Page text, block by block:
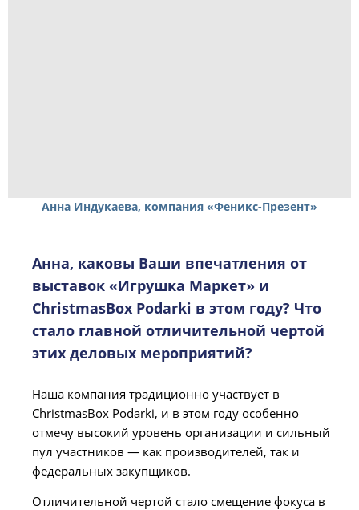
Анна Индукаева, компания «Феникс-Презент»
Анна, каковы Ваши впечатления от
выставок «Игрушка Маркет» и
ChristmasBox Podarki в этом году? Что
стало главной отличительной чертой
этих деловых мероприятий?
Наша компания традиционно участвует в
ChristmasBox Podarki, и в этом году особенно
отмечу высокий уровень организации и сильный
пул участников — как производителей, так и
федеральных закупщиков.
Отличительной чертой стало смещение фокуса в